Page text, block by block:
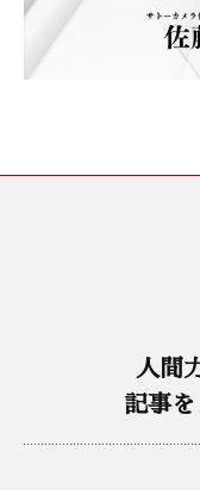
人間
記事